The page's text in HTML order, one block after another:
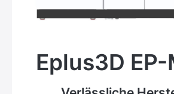
Eplus3D